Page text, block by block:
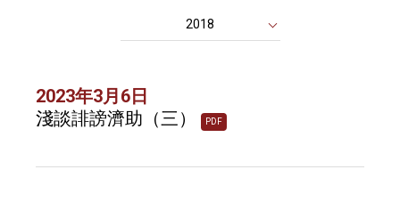
2018
2023年3月6日
淺談誹謗濟助（三）
PDF